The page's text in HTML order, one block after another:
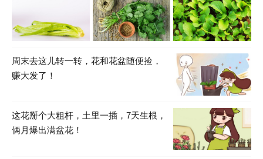
周末去这儿转一转，花和花盆随便捡，
赚大发了！
这花掰个大粗杆，土里一插，7天生根，
俩月爆出满盆花！